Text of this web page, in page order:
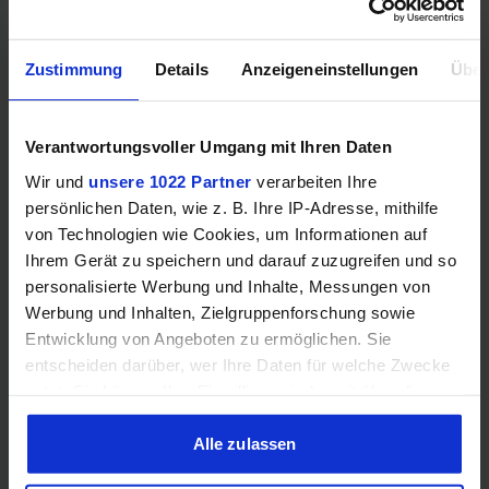
Zustimmung Details Anzeigeneinstellungen
Verantwortungsvoller Umgang mit Ihren Daten
Wir und unsere 1022 Partner verarbeiten Ihre
persönlichen Daten, wie z. B. Ihre IP-Adresse, mithilfe
von Technologien wie Cookies, um Informationen auf
Ihrem Gerät zu speichern und darauf zuzugreifen und so
personalisierte Werbung und Inhalte, Messungen von
Werbung und Inhalten, Zielgruppenforschung sowie
Entwicklung von Angeboten zu ermöglichen. Sie
entscheiden darüber, wer Ihre Daten für welche Zwecke
Cookie-Erklärung oder durch Klicken auf das Privacy
Trigger Symbol ändern oder widerrufen
Alle zulassen
RAM-Kompatibilität
Speicherkanäle
Dual
Channel
Dual
Channel
RAM-
Geschwindigkeit
DDR4-
2666
DDR5-
ECC-
Unterstützung
❌ ✔️